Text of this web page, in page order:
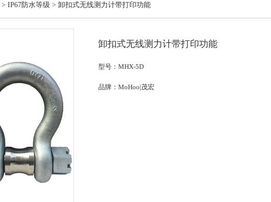
> IP67防水等级 > 卸扣式无线测力计带打印功能
卸扣式无线测力计带打印功能
型号：MHX-5D
品牌：MoHoo|茂宏